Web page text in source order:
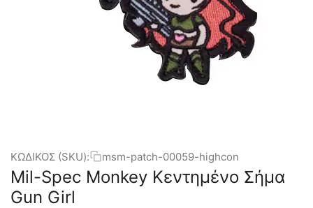
ΚΩΔΙΚΟΣ (SKU): msm-patch-00059-highcon
Mil-Spec Monkey Κεντημένο Σήμα
Gun Girl